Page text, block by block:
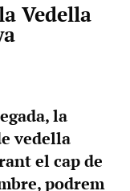
Vedella
la
vedella
el cap de
podrem